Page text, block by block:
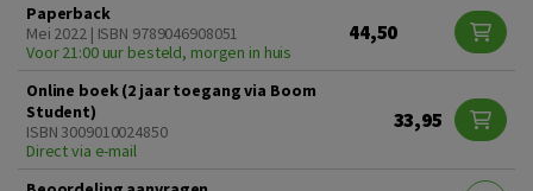
Paperback
Mei 2022 | ISBN 9789046908051
Voor 21:00 uur besteld, morgen in huis
44,50
Online boek (2 jaar toegang via Boom
Student)
ISBN 3009010024850
Direct via e-mail
33,95